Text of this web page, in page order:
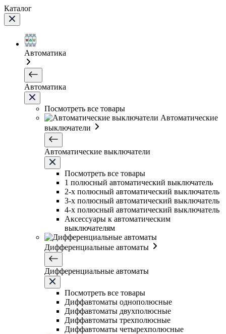
Каталог
Автоматика
Автоматика
Посмотреть все товары
Автоматические
выключатели
Автоматические выключатели
Посмотреть все товары
1 полюсный автоматический выключатель
2-х полюсный автоматический выключатель
3-х полюсный автоматический выключатель
4-х полюсный автоматический выключатель
Аксессуары к автоматическим
выключателям
Дифференциальные автоматы
Дифференциальные автоматы
Посмотреть все товары
Диффавтоматы однополюсные
Диффавтоматы двухполюсные
Диффавтоматы трехполюсные
Диффавтоматы четырехполюсные